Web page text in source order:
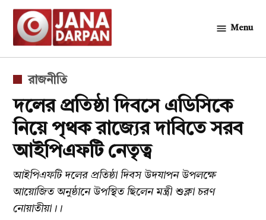
Skip
content
Menu
POSTED
রাজনীতি
দলের প্রতিষ্ঠা দিবসে এডিসিকে
নিয়ে পৃথক রাজ্যের দাবিতে সরব
আইপিএফটি নেতৃত্ব
আইপিএফটি দলের প্রতিষ্ঠা দিবস উদযাপন উপলক্ষে
আয়োজিত অনুষ্ঠানে উপস্থিত ছিলেন মন্ত্রী শুক্লা চরণ
নোয়াতীয়া।।